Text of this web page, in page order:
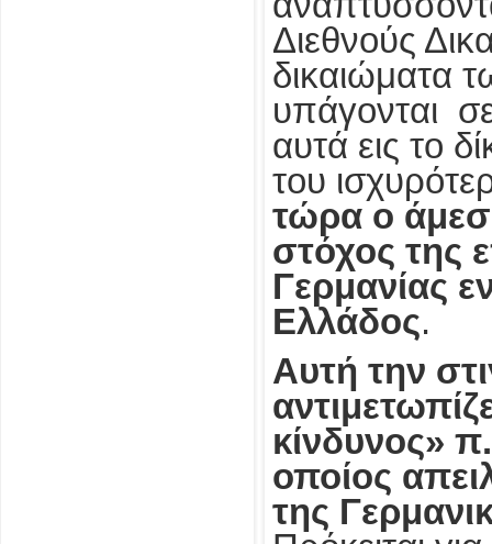
Διεθνούς
δικαιώματα
υπάγονται
αυτά εις το
του
τώρα ο
στόχος της
Γερμανίας
Ελλάδος.
Αυτή την
κίνδυνος»
οποίος
της